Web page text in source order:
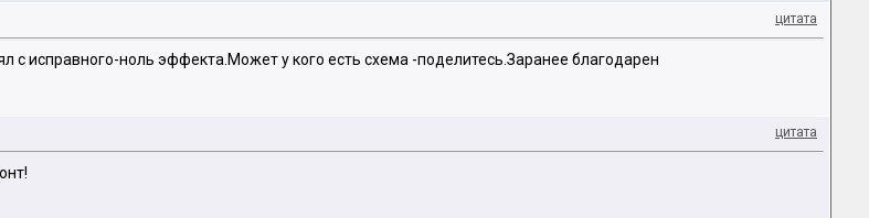
цитата
исправного-ноль эффекта.Может у кого есть схема -поделитесь.Заранее благодарен
цитата